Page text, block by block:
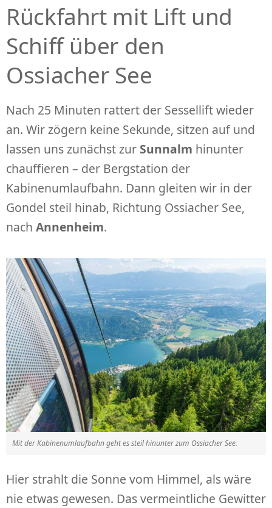
Rückfahrt mit Lift und
Schiff über den
Ossiacher See
Nach 25 Minuten rattert der Sessellift wieder
an. Wir zögern keine Sekunde, sitzen auf und
lassen uns zunächst zur Sunnalm hinunter
chauffieren – der Bergstation der
Kabinenumlaufbahn. Dann gleiten wir in der
Gondel steil hinab, Richtung Ossiacher See,
nach Annenheim.
Mit der Kabinenumlaufbahn geht es steil hinunter zum Ossiacher See.
Hier strahlt die Sonne vom Himmel, als wäre
nie etwas gewesen. Das vermeintliche Gewitter